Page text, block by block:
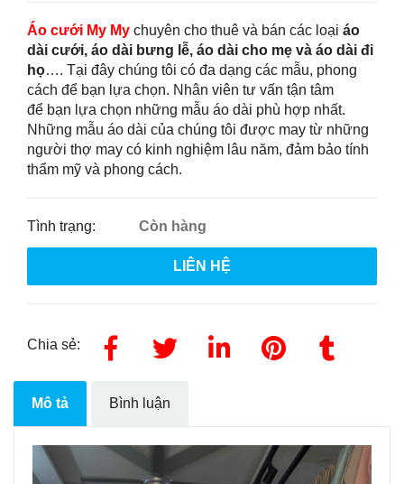
Áo cưới My My chuyên cho thuê và bán các loại áo
dài cưới, áo dài bưng lễ, áo dài cho mẹ và áo dài đi
họ…. Tại đây chúng tôi có đa dạng các mẫu, phong
cách để bạn lựa chọn. Nhân viên tư vấn tận tâm
để bạn lựa chọn những mẫu áo dài phù hợp nhất.
Những mẫu áo dài của chúng tôi được may từ những
người thợ may có kinh nghiệm lâu năm, đảm bảo tính
thẩm mỹ và phong cách.
Tình trạng: Còn hàng
LIÊN HỆ
Chia sẻ:
Mô tả Bình luận